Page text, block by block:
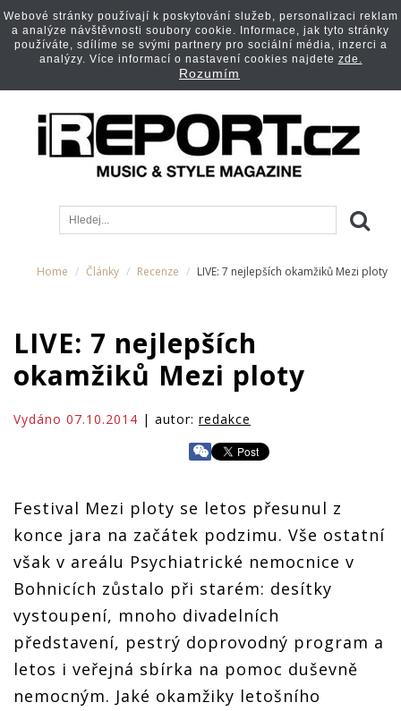
Home Články Recenze LIVE: 7 nejlepších okamžiků Mezi ploty
LIVE: 7 nejlepších
okamžiků Mezi ploty
Vydáno 07.10.2014 | autor: redakce
Festival Mezi ploty se letos přesunul z
konce jara na začátek podzimu. Vše ostatní
však v areálu Psychiatrické nemocnice v
Bohnicích zůstalo při starém: desítky
vystoupení, mnoho divadelních
představení, pestrý doprovodný program a
letos i veřejná sbírka na pomoc duševně
nemocným. Jaké okamžiky letošního
Webové stránky používají k poskytování služeb, personalizaci reklam
a analýze návštěvnosti soubory cookie. Informace, jak tyto stránky
používáte, sdílíme se svými partnery pro sociální média, inzerci a
analýzy. Více informací o nastavení cookies najdete zde.
Rozumím